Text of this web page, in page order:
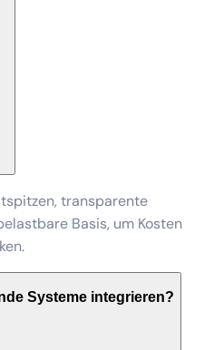
transparente
Basis, um Kosten
Systeme integrieren?